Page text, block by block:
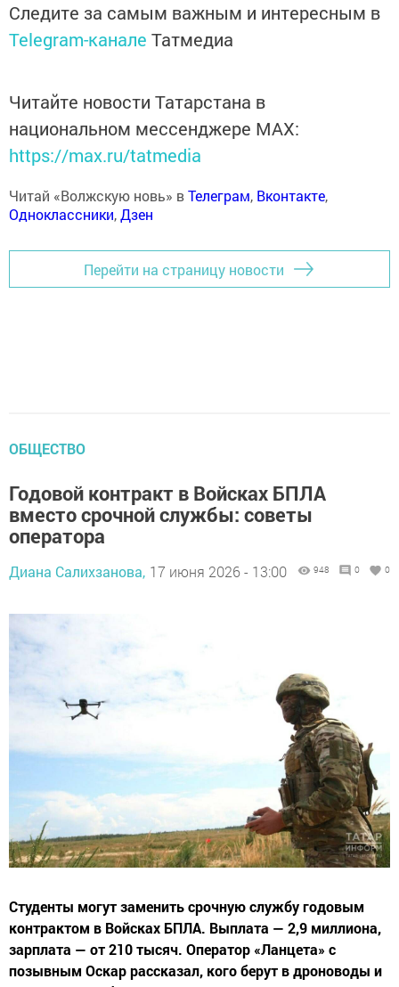
Следите за самым важным и интересным в
Telegram-канале Татмедиа
Читайте новости Татарстана в
национальном мессенджере MАХ:
https://max.ru/tatmedia
Читай «Волжскую новь» вТелеграм, Вконтакте,
Одноклассники,Дзен
Перейти на страницу новости
ОБЩЕСТВО
Годовой контракт в Войсках БПЛА
вместо срочной службы: советы
оператора
Диана Салихзанова, 17 июня 2026 - 13:00 948 0 0
Студенты могут заменить срочную службу годовым
контрактом в Войсках БПЛА. Выплата — 2,9 миллиона,
зарплата — от 210 тысяч. Оператор «Ланцета» с
позывным Оскар рассказал, кого берут в дроноводы и